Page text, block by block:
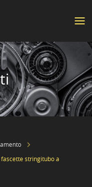
stringitubo a